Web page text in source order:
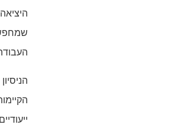
ייעודיים